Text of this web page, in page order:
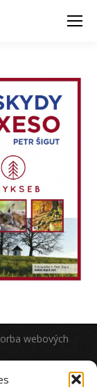
webových